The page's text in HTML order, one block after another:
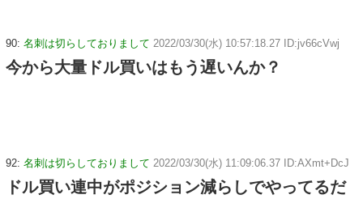
90: 名刺は切らしておりまして 2022/03/30(水) 10:57:18.27 ID:jv66cVwj
今から大量ドル買いはもう遅いんか？
92: 名刺は切らしておりまして 2022/03/30(水) 11:09:06.37 ID:AXmt+DcJ
ドル買い連中がポジション減らしでやってるだ